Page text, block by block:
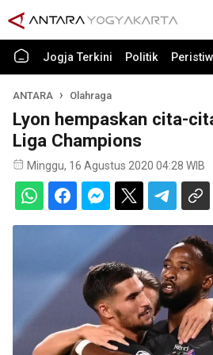
Jogja Terkini Politik
ANTARA Olahraga
Lyon hempaskan cita-
Liga Champions
Minggu, 16 Agustus 2020 04:28 WIB